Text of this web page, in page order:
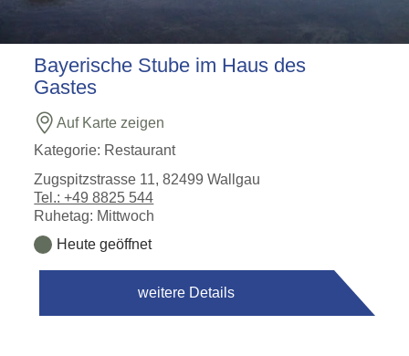
Bayerische Stube im Haus des
Gastes
Auf Karte zeigen
Kategorie: Restaurant
Zugspitzstrasse 11, 82499 Wallgau
Tel.: +49 8825 544
Ruhetag: Mittwoch
Heute geöffnet
weitere Details